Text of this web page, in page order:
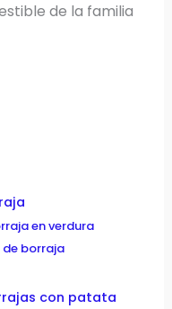
de la familia
en verdura
de borraja
con patata